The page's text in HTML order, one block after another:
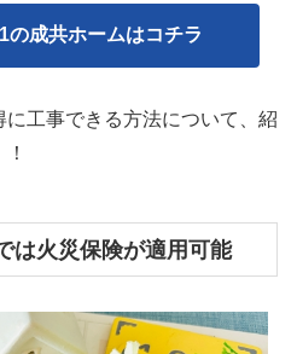
の成共ホームはコチラ
工事できる方法について、紹
は火災保険が適用可能